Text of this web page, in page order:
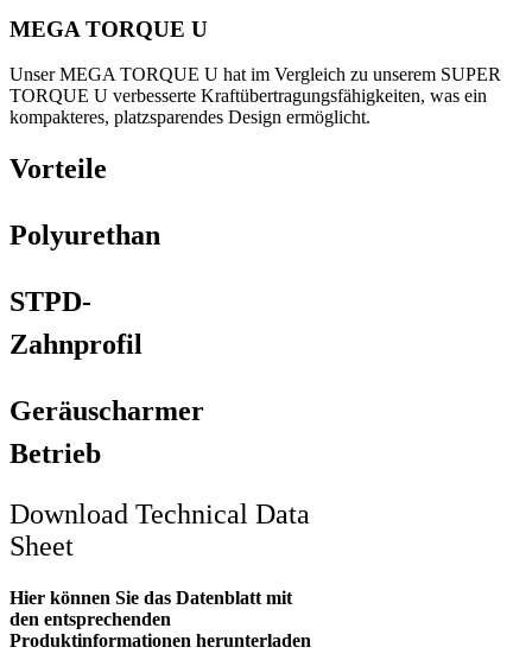
MEGA TORQUE U
Unser MEGA TORQUE U hat im Vergleich zu unserem SUPER
TORQUE U verbesserte Kraftübertragungsfähigkeiten, was ein
kompakteres, platzsparendes Design ermöglicht.
Vorteile
Polyurethan
STPD-
Zahnprofil
Geräuscharmer
Betrieb
Download Technical Data
Sheet
Hier können Sie das Datenblatt mit
den entsprechenden
Produktinformationen herunterladen